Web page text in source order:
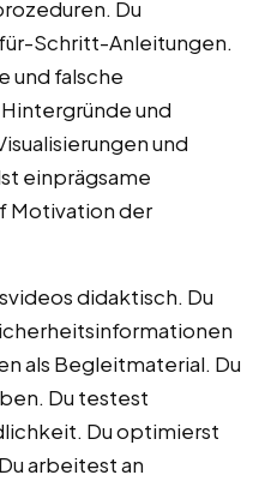
Du
Schritt-Anleitungen.
und falsche
und
und
einprägsame
Motivation der
didaktisch. Du
als Begleitmaterial. Du
Du testest
Du optimierst
arbeitest an